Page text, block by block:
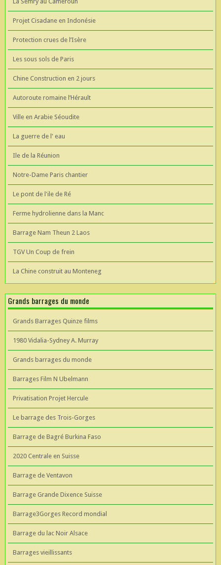
Projet Cisadane en Indonésie
Protection crues de l’Isère
Les sous sols de Paris
Chine Construction en 2 jours
Autoroute romaine l’Hérault
Ville en Arabie Séoudite
La guerre de l' eau
Ile de la Réunion
Notre-Dame Paris chantier
Le pont de l'ile de Ré
Ferme hydrolienne dans la Manc
Barrage Nam Theun 2 Laos
TGV Un Coup de frein
La Chine construit au Monteneg
Grands barrages du monde
Grands Barrages Quinze films
1980 Vidalia-Sydney A. Murray
Grands barrages du monde
Barrages Film N Ubelmann
Privatisation Projet Hercule
Le barrage des Trois-Gorges
Barrage de Bagré Burkina Faso
2020 Centrale en Suisse
Barrage de Ventavon
Barrage Grande Dixence Suisse
Barrage3Gorges Record mondial
Barrage du lac Noir Alsace
Barrages vieillissants